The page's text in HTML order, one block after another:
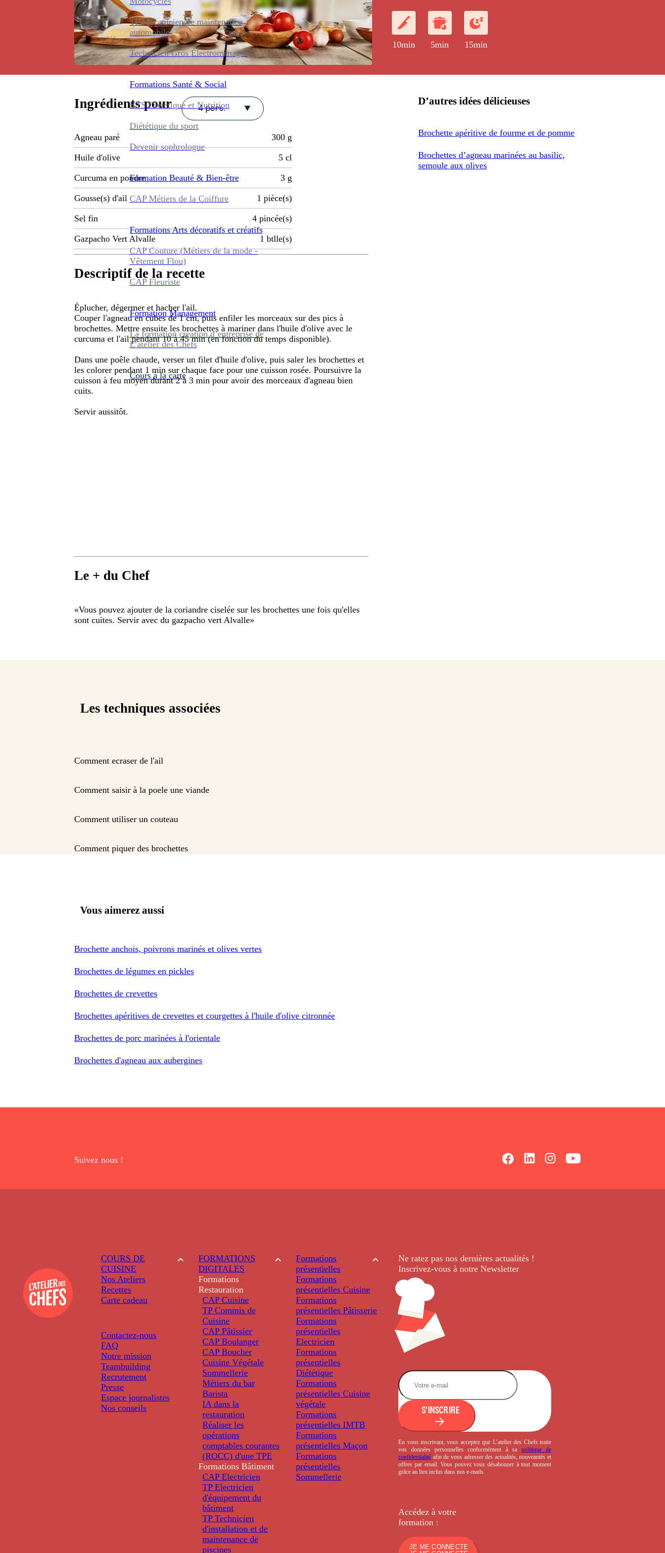
TP Mécanicien de maintenance
automobile
Technicien Gros Électroménager
Formations Santé & Social
BTS Diététique et Nutrition
Diététique du sport
Devenir sophrologue
Formation Beauté & Bien-être
CAP Métiers de la Coiffure
Formations Arts décoratifs et créatifs
CAP Couture (Métiers de la mode -
Vêtement Flou)
CAP Fleuriste
Formation Management
La formation création d’entreprise de
L’atelier des Chefs
Cours à la carte
10min 5min 15min
Ingrédients pour 4 pers.
Agneau paré 300 g
Huile d'olive 5 cl
Curcuma en poudre 3 g
Gousse(s) d'ail 1 pièce(s)
Sel fin 4 pincée(s)
Gazpacho Vert Alvalle 1 btlle(s)
Descriptif de la recette
Éplucher, dégermer et hacher l'ail.
Couper l'agneau en cubes de 1 cm, puis enfiler les morceaux sur des pics à
brochettes. Mettre ensuite les brochettes à mariner dans l'huile d'olive avec le
curcuma et l'ail pendant 10 à 45 min (en fonction du temps disponible).
Dans une poêle chaude, verser un filet d'huile d'olive, puis saler les brochettes et
les colorer pendant 1 min sur chaque face pour une cuisson rosée. Poursuivre la
cuisson à feu moyen durant 2 à 3 min pour avoir des morceaux d'agneau bien
cuits.
Servir aussitôt.
Le + du Chef
«Vous pouvez ajouter de la coriandre ciselée sur les brochettes une fois qu'elles
sont cuites. Servir avec du gazpacho vert Alvalle»
D’autres idées délicieuses
Brochette apéritive de fourme et de pomme
Brochettes d’agneau marinées au basilic,
semoule aux olives
Les techniques associées
Comment ecraser de l'ail
Comment saisir à la poele une viande
Comment utiliser un couteau
Comment piquer des brochettes
Vous aimerez aussi
Brochette anchois, poivrons marinés et olives vertes
Brochettes de légumes en pickles
Brochettes de crevettes
Brochettes apéritives de crevettes et courgettes à l'huile d'olive citronnée
Brochettes de porc marinées à l'orientale
Brochettes d'agneau aux aubergines
Suivez nous !
COURS DE
CUISINE
Nos Ateliers
Recettes
Carte cadeau
Contactez-nous
FAQ
Notre mission
Teambuilding
Recrutement
Presse
Espace journalistes
Nos conseils
FORMATIONS
DIGITALES
Formations
Restauration
CAP Cuisine
TP Commis de
Cuisine
CAP Pâtissier
CAP Boulanger
CAP Boucher
Cuisine Végétale
Sommellerie
Métiers du bar
Barista
IA dans la
restauration
Réaliser les
opérations
comptables courantes
(ROCC) d'une TPE
Formations Bâtiment
CAP Electricien
TP Electricien
d'équipement du
bâtiment
TP Technicien
d'installation et de
maintenance de
piscines
Formations
présentielles
Formations
présentielles Cuisine
Formations
présentielles Pâtisserie
Formations
présentielles
Electricien
Formations
présentielles
Diététique
Formations
présentielles Cuisine
végétale
Formations
présentielles IMTB
Formations
présentielles Maçon
Formations
présentielles
Sommellerie
Ne ratez pas nos dernièresactualités !
Inscrivez-vous à notre Newsletter.
S'INSCRIRE
En vous inscrivant, vous acceptez que L’atelier des Chefs traite
vos données personnelles conformément à sa politique de
confidentialité afin de vous adresser des actualités, nouveautés et
offres par email. Vous pouvez vous désabonner à tout moment
grâce au lien inclus dans nos e-mails.
Accédez à votre
formation :
JE ME CONNECTE